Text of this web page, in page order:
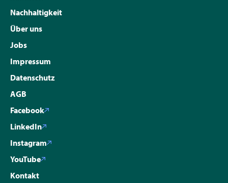
Nachhaltigkeit
Über uns
Jobs
Impressum
Datenschutz
AGB
Facebook
LinkedIn
Instagram
YouTube
Kontakt